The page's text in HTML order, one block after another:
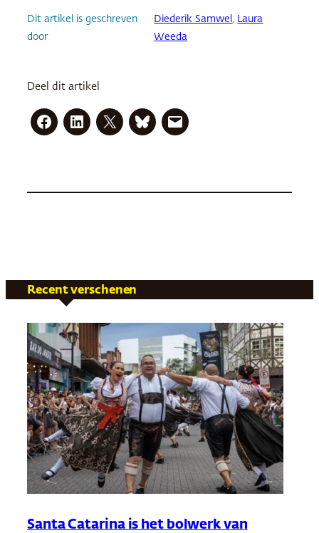
Dit artikel is geschreven
door
Diederik Samwel , Laura
Weeda
Deel dit artikel
Recent verschenen
Santa Catarina is het bolwerk van